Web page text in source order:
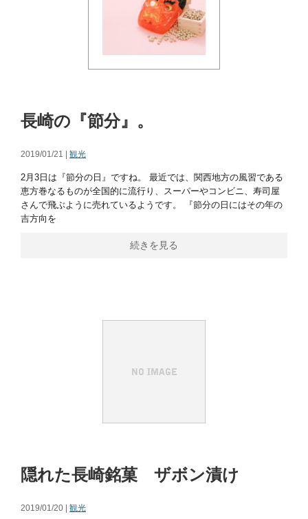
長崎の『節分』。
2019/01/21 | 観光
2月3日は『節分の日』ですね。 最近では、関西地方の風習である
恵方巻なるものが全国的に流行り、スーパーやコンビニ、寿司屋
さんで飛ぶように売れているようです。 『節分の日にはその年の
吉方向を
続きを見る
隠れた長崎銘菓 ザボン漬け
2019/01/20 | 観光